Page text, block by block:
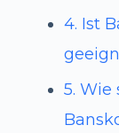
4. Ist
5. Wie